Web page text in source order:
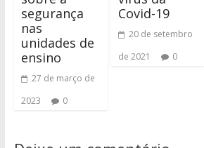
segurança
nas
unidades de
ensino
27 de março de
2023
0
Covid-19
20 de setembro
de 2021
0